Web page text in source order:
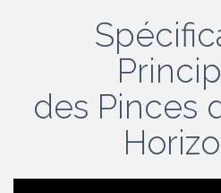
des Pinces